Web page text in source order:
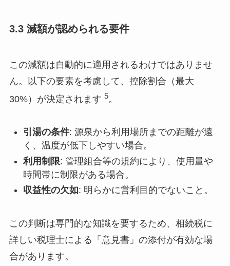
3.3 減額が認められる要件
この減額は自動的に適用されるわけではありませ
ん。以下の要素を考慮して、控除割合（最大
30%）が決定されます 5。
引湯の条件: 源泉から利用場所までの距離が遠
く、温度が低下しやすい場合。
利用制限: 管理組合等の規約により、使用量や
時間帯に制限がある場合。
収益性の欠如: 明らかに営利目的でないこと。
この判断は専門的な知識を要するため、相続税に
詳しい税理士による「意見書」の添付が有効な場
合があります。